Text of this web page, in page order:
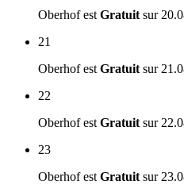
Oberhof est Gratuit sur
21
Oberhof est Gratuit sur
22
Oberhof est Gratuit sur
23
Oberhof est Gratuit sur